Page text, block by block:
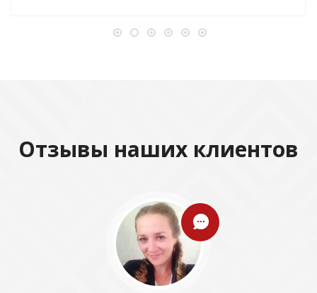
Отзывы наших клиентов